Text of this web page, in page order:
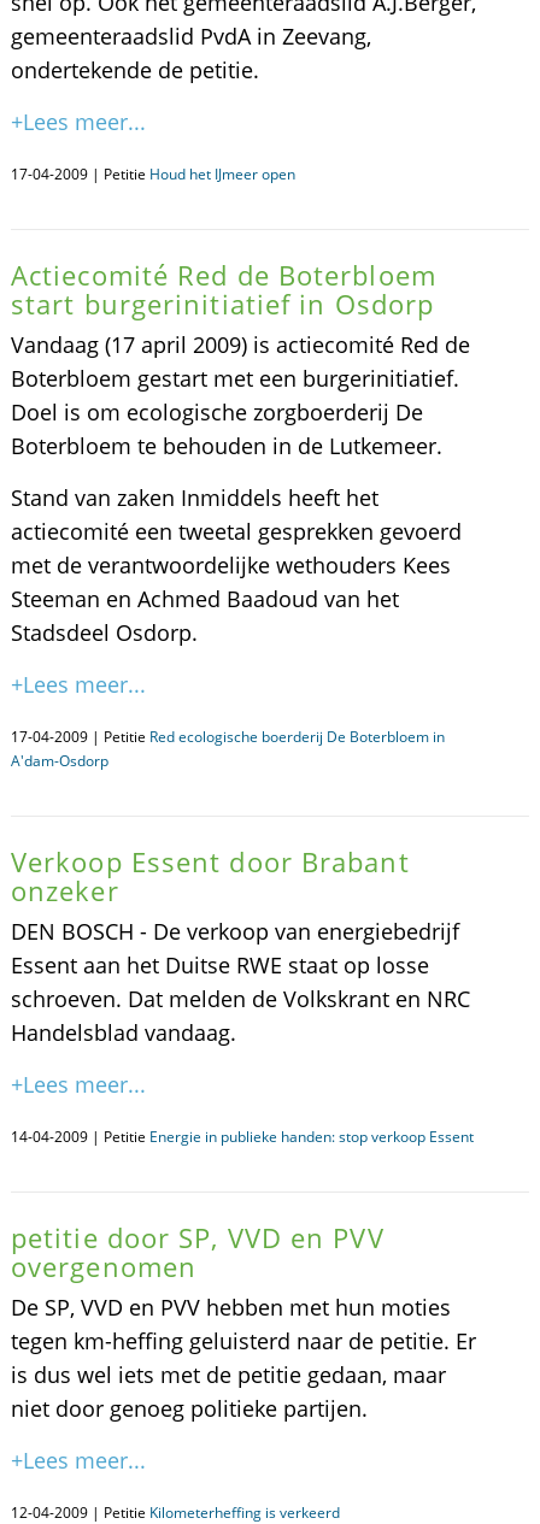
gemeenteraadslid PvdA in Zeevang,
ondertekende de petitie.
+Lees meer...
17-04-2009 | Petitie Houd het IJmeer open
Actiecomité Red de Boterbloem
start burgerinitiatief in Osdorp
Vandaag (17 april 2009) is actiecomité Red de
Boterbloem gestart met een burgerinitiatief.
Doel is om ecologische zorgboerderij De
Boterbloem te behouden in de Lutkemeer.
Stand van zaken Inmiddels heeft het
actiecomité een tweetal gesprekken gevoerd
met de verantwoordelijke wethouders Kees
Steeman en Achmed Baadoud van het
Stadsdeel Osdorp.
+Lees meer...
17-04-2009 | Petitie Red ecologische boerderij De Boterbloem in
A'dam-Osdorp
Verkoop Essent door Brabant
onzeker
DEN BOSCH - De verkoop van energiebedrijf
Essent aan het Duitse RWE staat op losse
schroeven. Dat melden de Volkskrant en NRC
Handelsblad vandaag.
+Lees meer...
14-04-2009 | Petitie Energie in publieke handen: stop verkoop Essent
petitie door SP, VVD en PVV
overgenomen
De SP, VVD en PVV hebben met hun moties
tegen km-heffing geluisterd naar de petitie. Er
is dus wel iets met de petitie gedaan, maar
niet door genoeg politieke partijen.
+Lees meer...
12-04-2009 | Petitie Kilometerheffing is verkeerd